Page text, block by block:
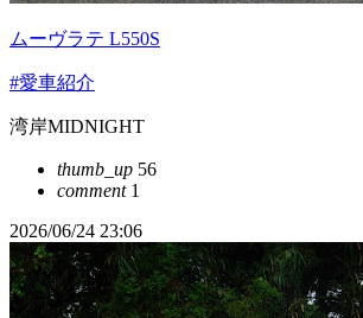
ムーヴラテ L550S
#愛車紹介
湾岸MIDNIGHT
thumb_up 56
comment1
2026/06/24 23:06